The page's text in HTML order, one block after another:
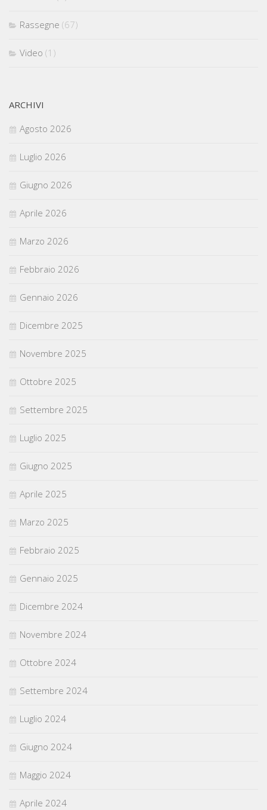
Rassegne (67)
Video (1)
ARCHIVI
Agosto 2026
Luglio 2026
Giugno 2026
Aprile 2026
Marzo 2026
Febbraio 2026
Gennaio 2026
Dicembre 2025
Novembre 2025
Ottobre 2025
Settembre 2025
Luglio 2025
Giugno 2025
Aprile 2025
Marzo 2025
Febbraio 2025
Gennaio 2025
Dicembre 2024
Novembre 2024
Ottobre 2024
Settembre 2024
Luglio 2024
Giugno 2024
Maggio 2024
Aprile 2024